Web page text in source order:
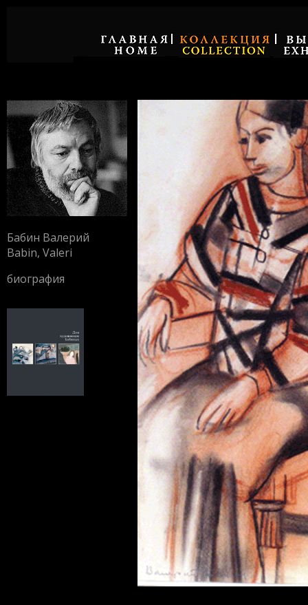
Бабин Валерий
Babin, Valeri
биография